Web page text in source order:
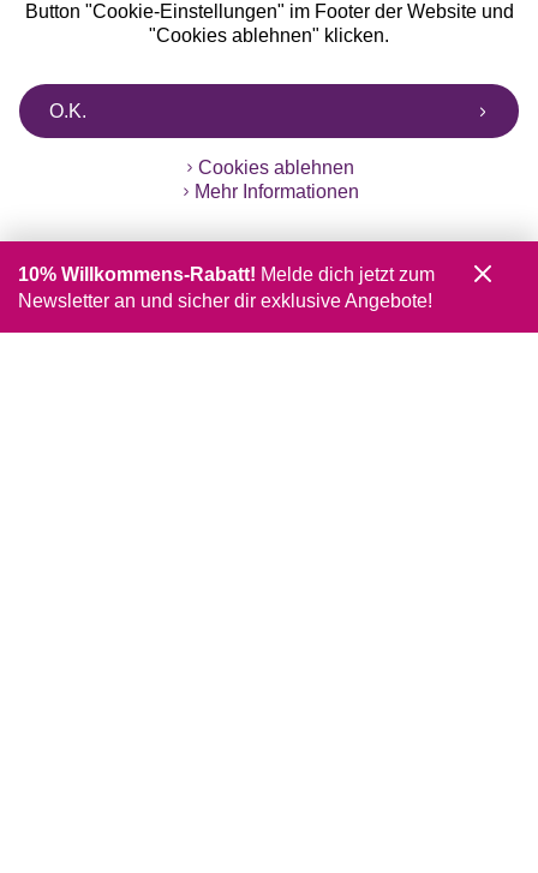
Button "Cookie-Einstellungen" im Footer der Website und
"Cookies ablehnen" klicken.
O.K.
Cookies ablehnen
Mehr Informationen
10% Willkommens-Rabatt! Melde dich jetzt zum
Newsletter an und sicher dir exklusive Angebote!